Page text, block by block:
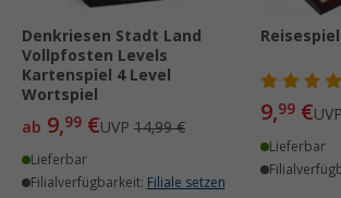
Denkriesen Stadt Land
Vollpfosten Levels
Kartenspiel 4 Level
Wortspiel
ab 9,99 €UVP 14,99 €
Lieferbar
Filialverfügbarkeit: Filiale setzen
9,99 €UVP
Lieferbar